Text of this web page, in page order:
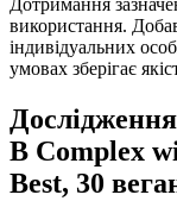
Дотримання
використання.
індивідуальних
умовах зберігає
B Complex
Best, 30